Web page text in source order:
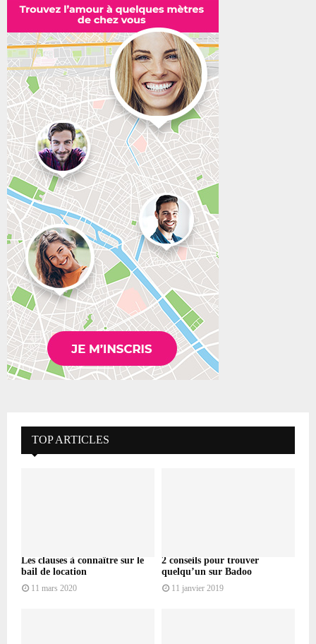
TOP ARTICLES
Les clauses à connaître sur le
bail de location
11 mars 2020
2 conseils pour trouver
quelqu’un sur Badoo
11 janvier 2019